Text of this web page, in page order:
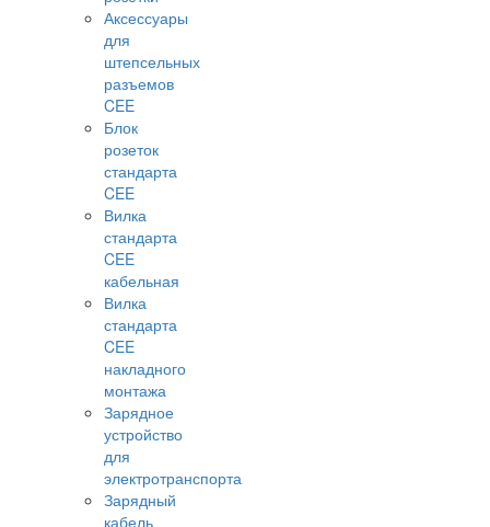
Аксессуары
для
штепсельных
разъемов
CEE
Блок
розеток
стандарта
CEE
Вилка
стандарта
CEE
кабельная
Вилка
стандарта
CEE
накладного
монтажа
Зарядное
устройство
для
электротранспорта
Зарядный
кабель